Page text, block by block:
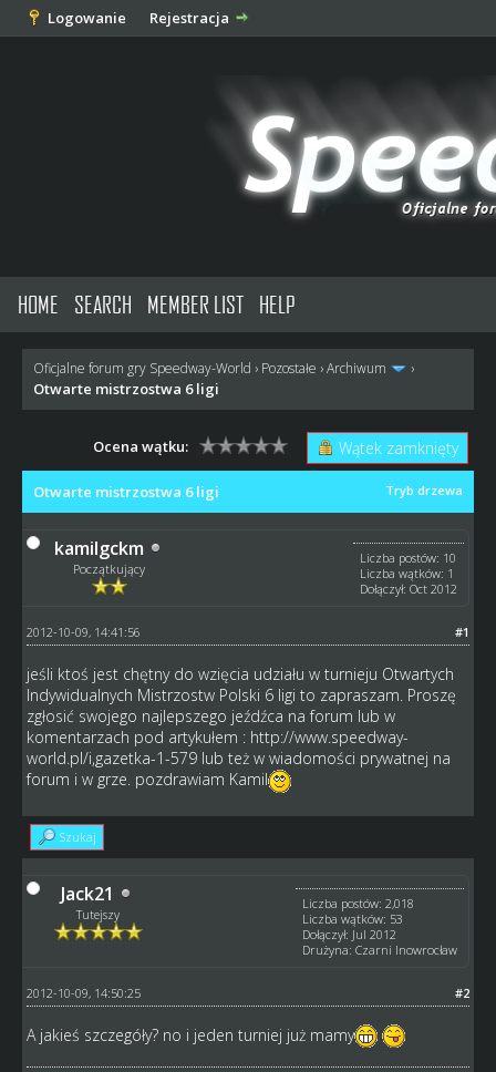
Logowanie Rejestracja
HOME SEARCH MEMBER LIST HELP
Oficjalne forum gry Speedway-World › Pozostałe ›Archiwum ›
Otwarte mistrzostwa 6 ligi
Wątek zamknięty
Ocena wątku:
Tryb drzewa
Otwarte mistrzostwa 6 ligi
kamilgckm
Początkujący
Liczba postów: 10
Liczba wątków: 1
Dołączył: Oct 2012
#1
2012-10-09, 14:41:56
jeśli ktoś jest chętny do wzięcia udziału w turnieju Otwartych
Indywidualnych Mistrzostw Polski 6 ligi to zapraszam. Proszę
zgłosić swojego najlepszego jeźdźca na forum lub w
komentarzach pod artykułem : http://www.speedway-
world.pl/i,gazetka-1-579lub też w wiadomości prywatnej na
forum i w grze. pozdrawiam Kamil
Szukaj
Jack21
Tutejszy
Liczba postów: 2,018
Liczba wątków: 53
Dołączył: Jul 2012
Drużyna: Czarni Inowrocław
#2
2012-10-09, 14:50:25
A jakieś szczegóły? no i jeden turniej już mamy